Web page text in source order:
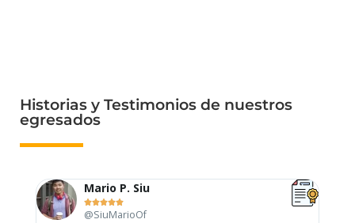
Historias y Testimonios de nuestros
egresados
Mario P. Siu

@SiuMarioOf